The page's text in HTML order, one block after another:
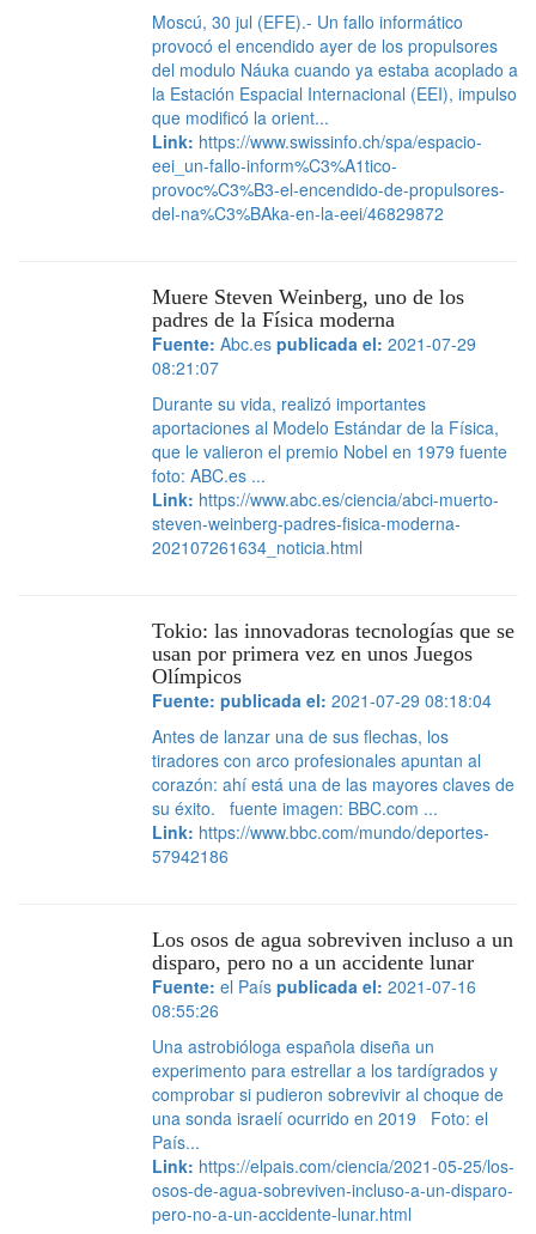
Moscú, 30 jul (EFE).- Un fallo informático
provocó el encendido ayer de los propulsores
del modulo Náuka cuando ya estaba acoplado a
la Estación Espacial Internacional (EEI), impulso
que modificó la orient...
Link: https://www.swissinfo.ch/spa/espacio-
eei_un-fallo-inform%C3%A1tico-
provoc%C3%B3-el-encendido-de-propulsores-
del-na%C3%BAka-en-la-eei/46829872
Muere Steven Weinberg, uno de los
padres de la Física moderna
Fuente: Abc.es publicada el: 2021-07-29
08:21:07
Durante su vida, realizó importantes
aportaciones al Modelo Estándar de la Física,
que le valieron el premio Nobel en 1979 fuente
foto: ABC.es ...
Link: https://www.abc.es/ciencia/abci-muerto-
steven-weinberg-padres-fisica-moderna-
202107261634_noticia.html
Tokio: las innovadoras tecnologías que se
usan por primera vez en unos Juegos
Olímpicos
Fuente: publicada el: 2021-07-29 08:18:04
Antes de lanzar una de sus flechas, los
tiradores con arco profesionales apuntan al
corazón: ahí está una de las mayores claves de
su éxito. fuente imagen: BBC.com ...
Link: https://www.bbc.com/mundo/deportes-
57942186
Los osos de agua sobreviven incluso a un
disparo, pero no a un accidente lunar
Fuente: el País publicada el: 2021-07-16
08:55:26
Una astrobióloga española diseña un
experimento para estrellar a los tardígrados y
comprobar si pudieron sobrevivir al choque de
una sonda israelí ocurrido en 2019 Foto: el
País...
Link: https://elpais.com/ciencia/2021-05-25/los-
osos-de-agua-sobreviven-incluso-a-un-disparo-
pero-no-a-un-accidente-lunar.html